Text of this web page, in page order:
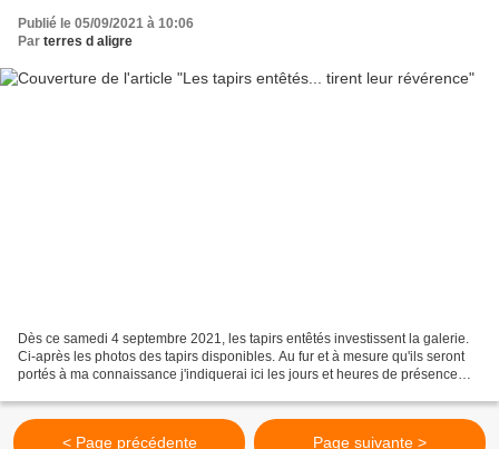
Publié le 05/09/2021 à 10:06
Par terres d aligre
Dès ce samedi 4 septembre 2021, les tapirs entêtés investissent la galerie.
Ci-après les photos des tapirs disponibles. Au fur et à mesure qu'ils seront
portés à ma connaissance j'indiquerai ici les jours et heures de présence
< Page précédente Page suivante >